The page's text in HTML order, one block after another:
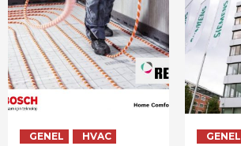
GENEL HVAC
GENEL